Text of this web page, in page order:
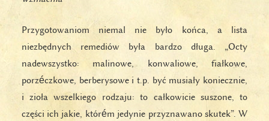
Przygotowaniom niemal nie było końca, a lista
niezbędnych remediów była bardzo długa. „Octy
nadewszystko: malinowe, konwaliowe, fiałkowe,
porzéczkowe, berberysowe i t.p. być musiały koniecznie,
i zioła wszelkiego rodzaju: to całkowicie suszone, to
części ich jakie, którém jedynie przyznawano skutek”. W